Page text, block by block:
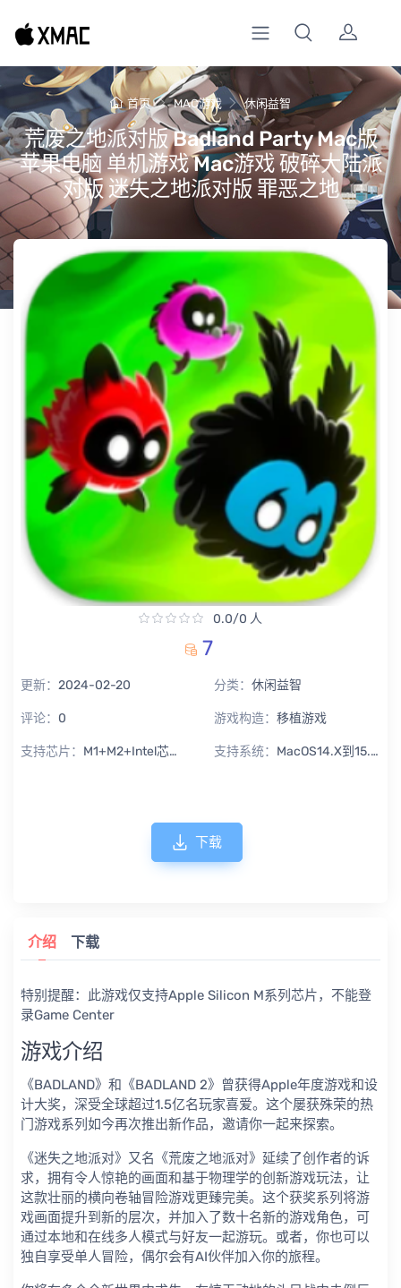
首页 MAC游戏 休闲益智
荒废之地派对版 Badland Party Mac版
苹果电脑 单机游戏 Mac游戏 破碎大陆派
对版 迷失之地派对版 罪恶之地
0.0/0 人
7
更新： 2024-02-20 分类： 休闲益智
评论： 0 游戏构造： 移植游戏
支持芯片： M1+M2+Intel芯片通用 支持系统： MacOS14.X到15.X Sequoia
下载
介绍 下载
特别提醒：此游戏仅支持Apple Silicon M系列芯片，不能登
录Game Center
游戏介绍
《BADLAND》和《BADLAND 2》曾获得Apple年度游戏和设
计大奖，深受全球超过1.5亿名玩家喜爱。这个屡获殊荣的热
门游戏系列如今再次推出新作品，邀请你一起来探索。
《迷失之地派对》又名《荒废之地派对》延续了创作者的诉
求，拥有令人惊艳的画面和基于物理学的创新游戏玩法，让
这款壮丽的横向卷轴冒险游戏更臻完美。这个获奖系列将游
戏画面提升到新的层次，并加入了数十名新的游戏角色，可
通过本地和在线多人模式与好友一起游玩。或者，你也可以
独自享受单人冒险，偶尔会有AI伙伴加入你的旅程。